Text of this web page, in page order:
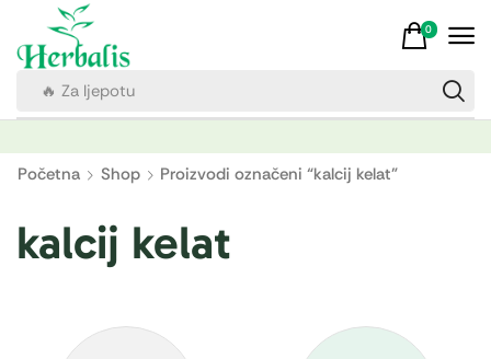
🔥 Za ljepotu
0
Početna Shop Proizvodi označeni “kalcij kelat”
kalcij kelat